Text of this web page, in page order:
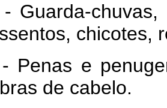
chuvas,
chicotes,
e penugem
de cabelo.